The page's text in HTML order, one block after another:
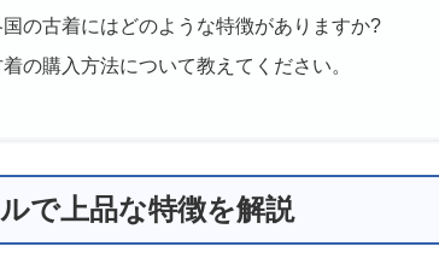
の古着にはどのような特徴がありますか?
の購入方法について教えてください。
で上品な特徴を解説